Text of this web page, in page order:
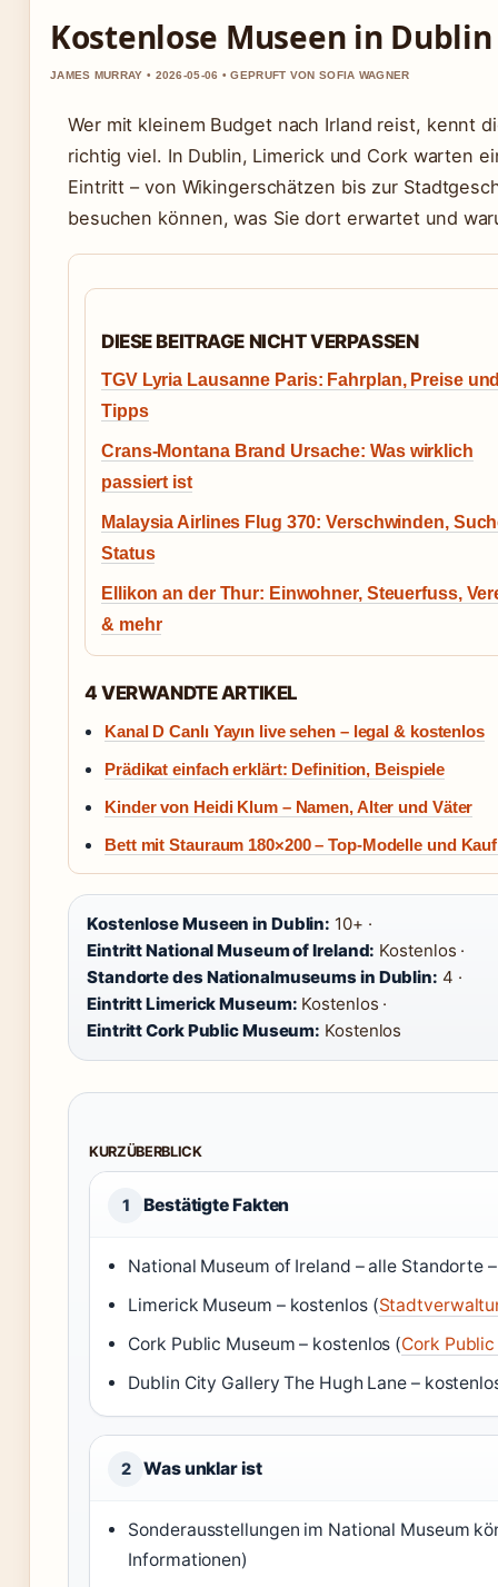
Kostenlose Museen in
JAMES MURRAY • 2026-05-06 • GEPRUFT VON SOFIA WAGNER
Wer mit kleinem Budget nach Irland reist, kennt
richtig viel. In Dublin, Limerick und Cork warten
Eintritt – von Wikingerschätzen bis zur
besuchen können, was Sie dort erwartet und
DIESE BEITRAGE NICHT VERPASSEN
TGV Lyria Lausanne Paris: Fahrplan, Preise
Tipps
Crans-Montana Brand Ursache: Was wirklich
passiert ist
Malaysia Airlines Flug 370: Verschwinden,
Status
Ellikon an der Thur: Einwohner, Steuerfuss,
& mehr
4 VERWANDTE ARTIKEL
Kanal D Canlı Yayın live sehen – legal & kostenlos
Prädikat einfach erklärt: Definition, Beispiele
Kinder von Heidi Klum – Namen, Alter und Väter
Bett mit Stauraum 180×200 – Top-Modelle und
Kostenlose Museen in Dublin: 10+ ·
Eintritt National Museum of Ireland: Kostenlos ·
Standorte des Nationalmuseums in Dublin: 4 ·
Eintritt Limerick Museum: Kostenlos ·
Eintritt Cork Public Museum: Kostenlos
KURZÜBERBLICK
1 Bestätigte Fakten
National Museum of Ireland – alle Standorte
Limerick Museum – kostenlos (
Cork Public Museum – kostenlos (Cork
Dublin City Gallery The Hugh Lane –
2 Was unklar ist
Sonderausstellungen im National Museum
Informationen)